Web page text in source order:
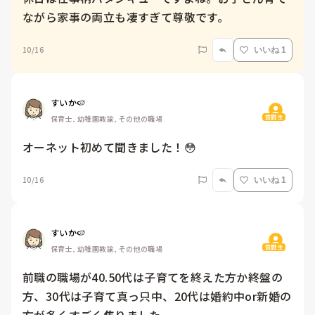
ながら家事の両立も凄すぎて尊敬です。
10/16 いいね 1
すいか🍉
保育士, 幼稚園教諭, その他の職場 質問主
オーネット初めて聞きました！😳
10/16 いいね 1
すいか🍉
保育士, 幼稚園教諭, その他の職場 質問主
前職の職場が40.50代は子育てを終えた方か終盤の
方、30代は子育て真っ只中、20代は婚約中or新婚の